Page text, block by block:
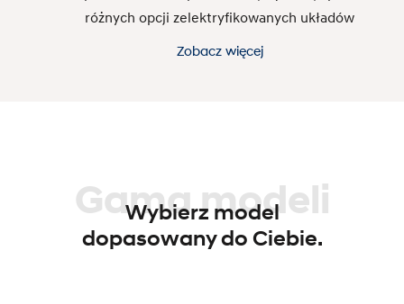
różnych opcji zelektryfikowanych układów
napędowych. Bez względu na to, co wybierzesz,
Zobacz więcej
Gama modeli
Wybierz model
dopasowany do Ciebie.